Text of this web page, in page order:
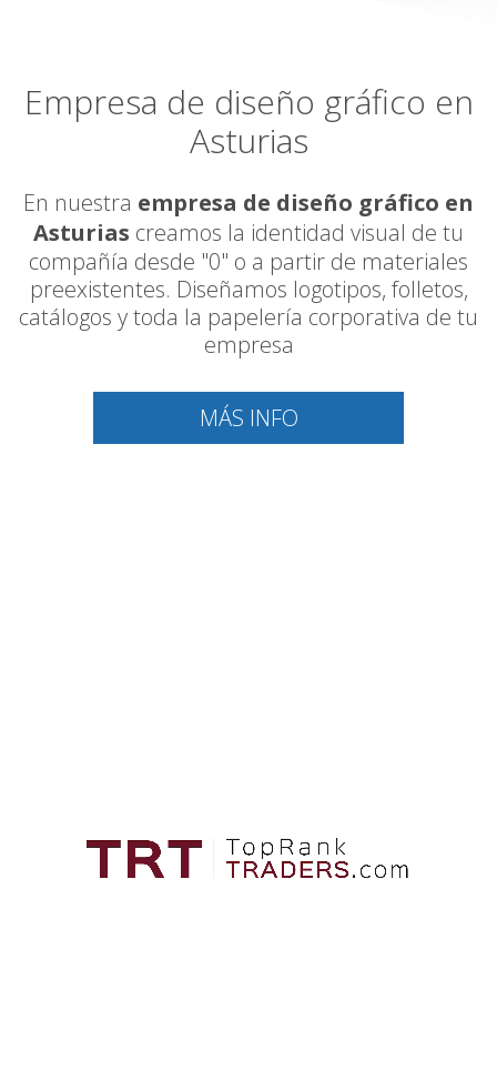
Empresa de diseño gráfico en
Asturias
En nuestra empresa de diseño gráfico en
Asturias creamos la identidad visual de tu
compañía desde "0" o a partir de materiales
preexistentes. Diseñamos logotipos, folletos,
catálogos y toda la papelería corporativa de tu
empresa
MÁS INFO